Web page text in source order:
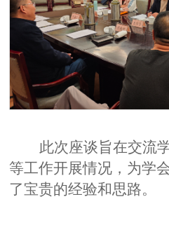
此次座谈旨在交流
等工作开展情况，为学
了宝贵的经验和思路。